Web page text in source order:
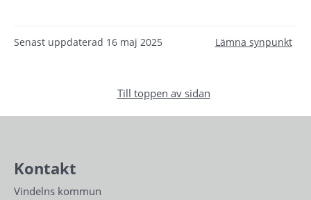
Senast uppdaterad 16 maj 2025 Lämna synpunkt
Till toppen av sidan
Kontakt
Vindelns kommun